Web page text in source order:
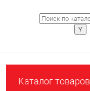
Каталог товаров